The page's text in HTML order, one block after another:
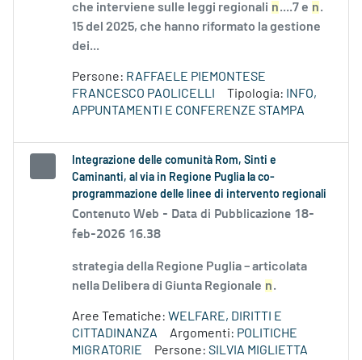
che interviene sulle leggi regionali n....7 e n.
15 del 2025, che hanno riformato la gestione
dei...
Persone: RAFFAELE PIEMONTESE
FRANCESCO PAOLICELLI
Tipologia:
INFO,
APPUNTAMENTI E CONFERENZE STAMPA
Integrazione delle comunità Rom, Sinti e
Caminanti, al via in Regione Puglia la co-
programmazione delle linee di intervento regionali
Contenuto Web - Data di Pubblicazione 18-
feb-2026 16.38
strategia della Regione Puglia – articolata
nella Delibera di Giunta Regionale n.
Aree Tematiche: WELFARE, DIRITTI E
CITTADINANZA
Argomenti: POLITICHE
MIGRATORIE
Persone: SILVIA MIGLIETTA